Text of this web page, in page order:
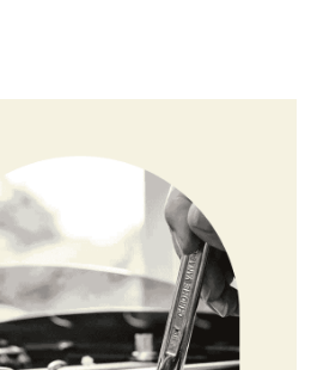
Máy pha cà phê
DeLonghi có gì đặc
biệt mà hàng triệu
người yêu thích?
10/06/2026
Cách vệ sinh và bảo
dưỡng máy pha cà